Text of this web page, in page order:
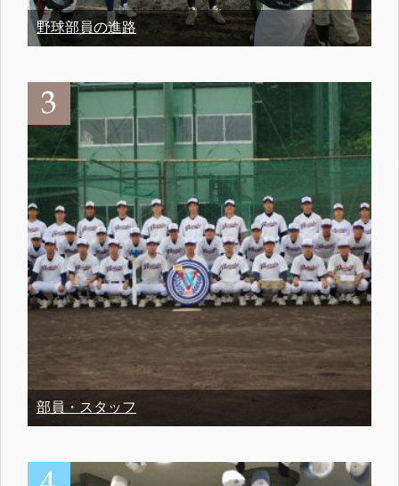
野球部員の進路
部員・スタッフ